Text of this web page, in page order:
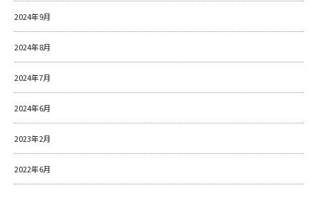
2024年9月
2024年8月
2024年7月
2024年6月
2023年2月
2022年6月